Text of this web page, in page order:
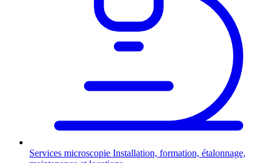
Services microscopie Installation, formation, étalonnage,